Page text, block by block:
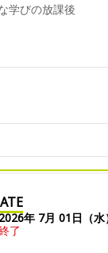
学びの放課後
年 7月 01日（水
了